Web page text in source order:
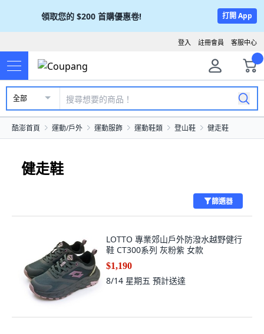
領取您的 $200 首購優惠卷! 打開 App
客服中心
註冊會員
登入
全部
酷澎首頁 運動/戶外 運動服飾 運動鞋類 登山鞋 健走鞋
健走鞋
篩選器
LOTTO 專業郊山戶外防潑水越野健行
鞋 CT300系列 灰粉紫 女款
$1,190
8/14 星期五 預計送達